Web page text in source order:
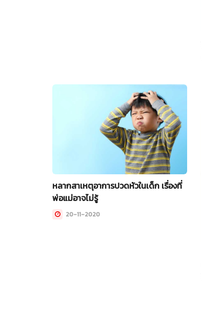
หลากสาเหตุอาการปวดหัวในเด็ก เรื่องที่
พ่อแม่อาจไม่รู้
20-11-2020